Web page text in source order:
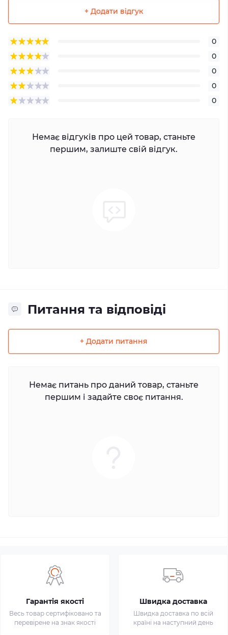
+ Додати відгук
0
0
0
0
0
Немає відгуків про цей товар, станьте
першим, залиште свій відгук.
Питання та відповіді
+ Додати питання
Немає питань про даний товар, станьте
першим і задайте своє питання.
Гарантія якості
Весь товар сертифіковано та
перевірене на знак якості
Швидка доставка
Швидка доставка по всій
країні на наступний день